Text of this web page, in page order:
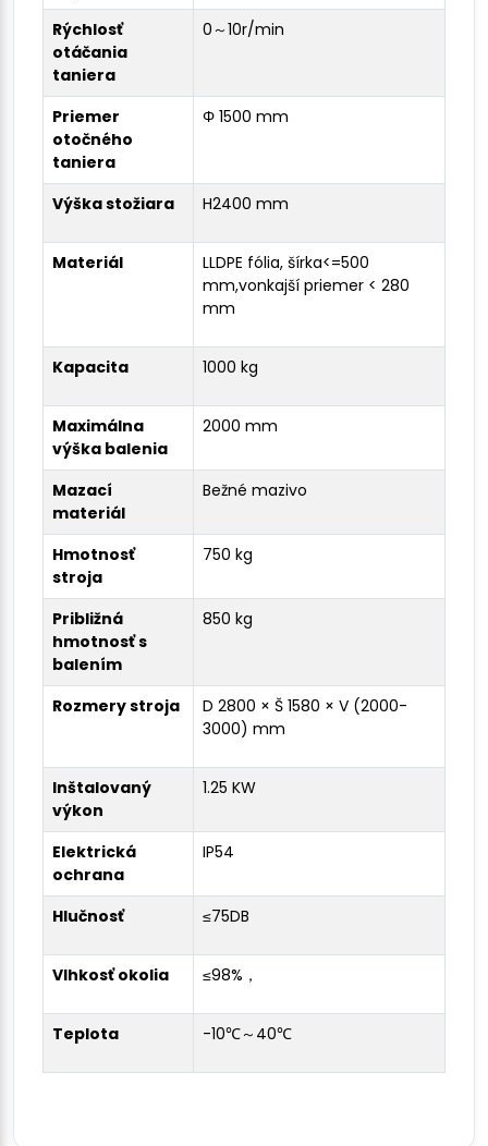
Rýchlosť
otáčania
taniera
0～10r/min
Priemer
otočného
taniera
Φ 1500 mm
Výška stožiara H2400 mm
Materiál
LLDPE fólia, šírka<=500
mm,vonkajší priemer < 280
mm
Kapacita 1000 kg
Maximálna
výška balenia
2000 mm
Mazací
materiál
Bežné mazivo
Hmotnosť
stroja
750 kg
Približná
hmotnosť s
balením
850 kg
Rozmery stroja
D 2800 × Š 1580 × V (2000-
3000) mm
Inštalovaný
výkon
1.25 KW
Elektrická
ochrana
IP54
Hlučnosť ≤75DB
Vlhkosť okolia ≤98%，
Teplota -10℃～40℃